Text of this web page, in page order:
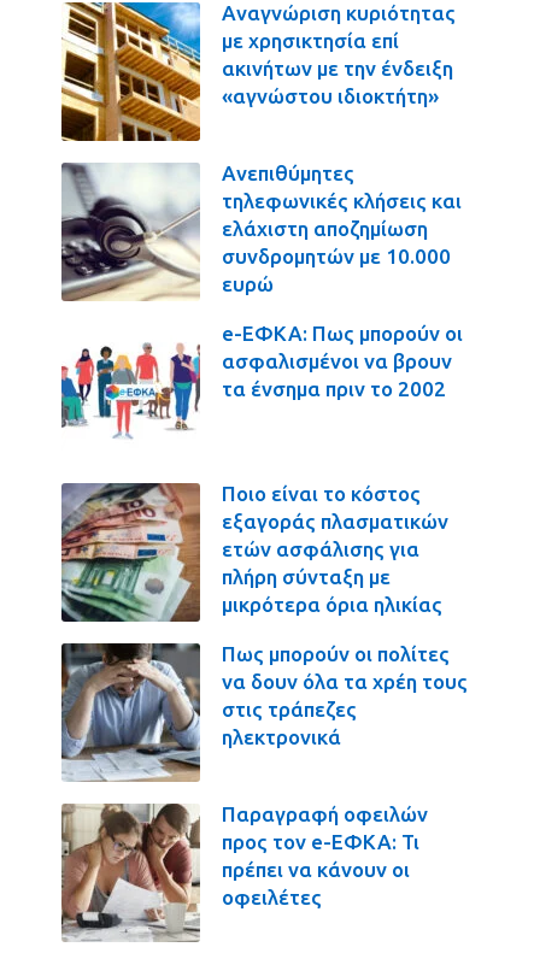
Αναγνώριση κυριότητας
με χρησικτησία επί
ακινήτων με την ένδειξη
«αγνώστου ιδιοκτήτη»
Ανεπιθύμητες
τηλεφωνικές κλήσεις και
ελάχιστη αποζημίωση
συνδρομητών με 10.000
ευρώ
e-ΕΦΚΑ: Πως μπορούν οι
ασφαλισμένοι να βρουν
τα ένσημα πριν το 2002
Ποιο είναι το κόστος
εξαγοράς πλασματικών
ετών ασφάλισης για
πλήρη σύνταξη με
μικρότερα όρια ηλικίας
Πως μπορούν οι πολίτες
να δουν όλα τα χρέη τους
στις τράπεζες
ηλεκτρονικά
Παραγραφή οφειλών
προς τον e-ΕΦΚΑ: Τι
πρέπει να κάνουν οι
οφειλέτες